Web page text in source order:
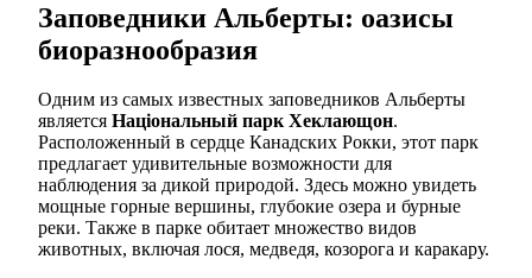
Заповедники Альберты: оазисы
биоразнообразия
Одним из самых известных заповедников Альберты
является Національный парк Хеклающон.
Расположенный в сердце Канадских Рокки, этот парк
предлагает удивительные возможности для
наблюдения за дикой природой. Здесь можно увидеть
мощные горные вершины, глубокие озера и бурные
реки. Также в парке обитает множество видов
животных, включая лося, медведя, козорога и каракару.